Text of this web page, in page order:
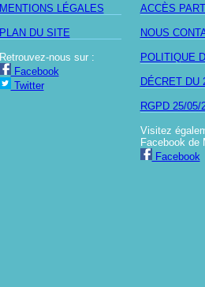
MENTIONS LÉGALES
PLAN DU SITE
Retrouvez-nous sur :
Facebook
Twitter
ACCÈS
NOUS
POLITIQUE
DÉCRET DU
RGPD 25/05/
Visitez
Facebook de
Facebook